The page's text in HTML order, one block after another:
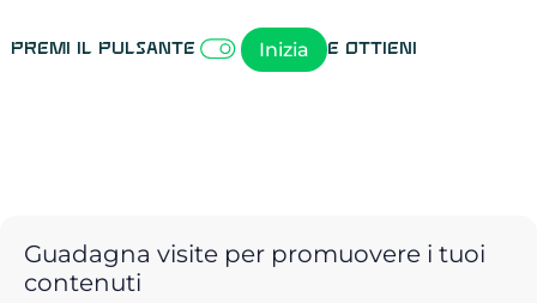
Premi il pulsante Inizia e ottieni
Guadagna visite per promuovere i tuoi
contenuti